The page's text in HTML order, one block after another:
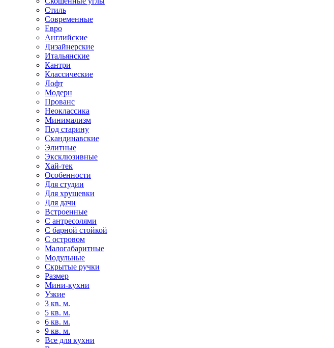
Стиль
Современные
Евро
Английские
Дизайнерские
Итальянские
Кантри
Классические
Лофт
Модерн
Прованс
Неоклассика
Минимализм
Под старину
Скандинавские
Элитные
Эксклюзивные
Хай-тек
Особенности
Для студии
Для хрущевки
Для дачи
Встроенные
С антресолями
С барной стойкой
С островом
Малогабаритные
Модульные
Скрытые ручки
Размер
Мини-кухни
Узкие
3 кв. м.
5 кв. м.
6 кв. м.
9 кв. м.
Все для кухни